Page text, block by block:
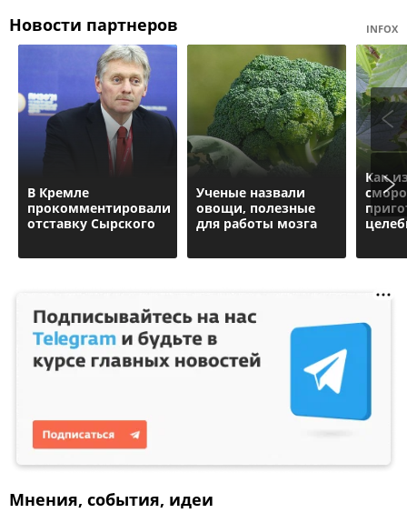
Новости партнеров INFOX
В Кремле
прокомментировали
отставку Сырского
Ученые назвали
овощи, полезные
для работы мозга
Как
Мнения, события, идеи